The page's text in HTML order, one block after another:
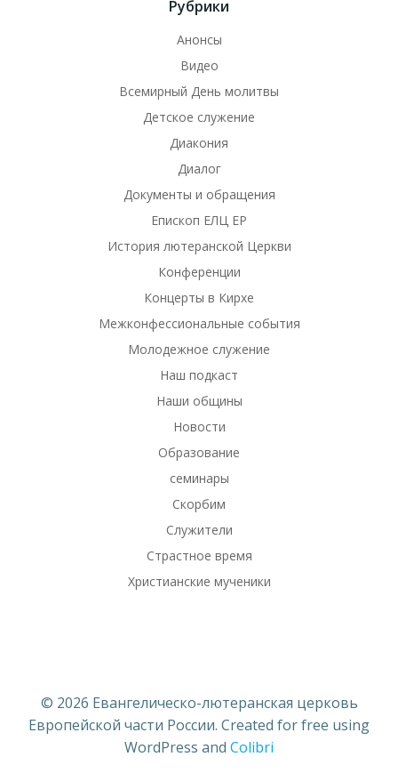
Рубрики
Анонсы
Видео
Всемирный День молитвы
Детское служение
Диакония
Диалог
Документы и обращения
Епископ ЕЛЦ ЕР
История лютеранской Церкви
Конференции
Концерты в Кирхе
Межконфессиональные события
Молодежное служение
Наш подкаст
Наши общины
Новости
Образование
семинары
Скорбим
Служители
Страстное время
Христианские мученики
© 2026 Евангелическо-лютеранская церковь
Европейской части России. Created for free using
WordPress and Colibri